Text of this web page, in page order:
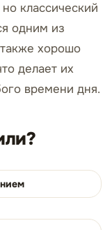
классический
одним из
хорошо
делает их
времени дня.